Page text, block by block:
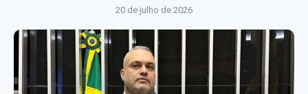
20 de julho de 2026